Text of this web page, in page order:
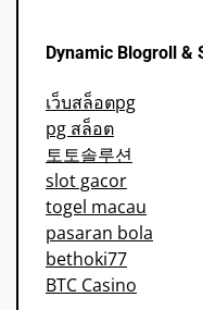
Dynamic Blogroll &
เว็บสล็อตpg
pg สล็อต
토토솔루션
slot gacor
togel macau
pasaran bola
bethoki77
BTC Casino